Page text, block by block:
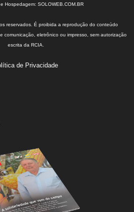
Hospedagem: SOLOWEB.COM.BR
reservados. É proibida a reprodução do conteúdo
comunicação, eletrônico ou impresso, sem autorização
escrita da RCIA.
de Privacidade